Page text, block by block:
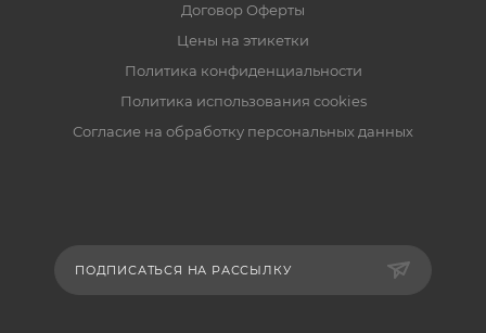
Договор Оферты
Цены на этикетки
Политика конфиденциальности
Политика использования cookies
Согласие на обработку персональных данных
ПОДПИСАТЬСЯ НА РАССЫЛКУ